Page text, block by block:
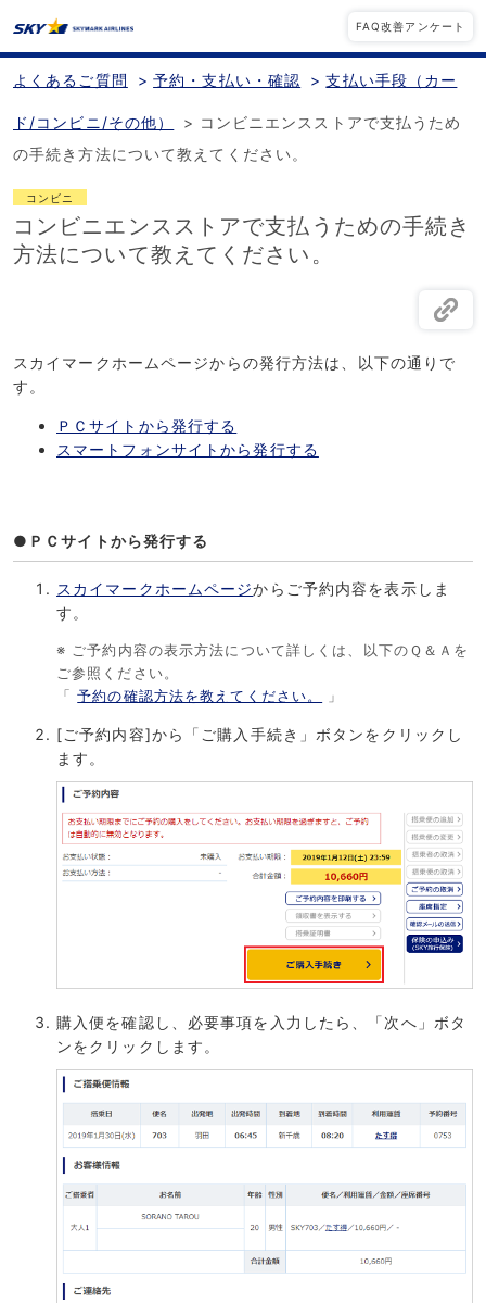
FAQ改善アンケート
よくあるご質問 > 予約・支払い・確認 > 支払い手段（カー
ド/コンビニ/その他） > コンビニエンスストアで支払うため
の手続き方法について教えてください。
コンビニ
コンビニエンスストアで支払うための手続き
方法について教えてください。
スカイマークホームページからの発行方法は、以下の通りで
す。
ＰＣサイトから発行する
スマートフォンサイトから発行する
●ＰＣサイトから発行する
スカイマークホームページからご予約内容を表示しま
す。
※ ご予約内容の表示方法について詳しくは、以下のＱ＆Ａを
ご参照ください。
「予約の確認方法を教えてください。 」
[ご予約内容]から「ご購入手続き」ボタンをクリックし
ます。
購入便を確認し、必要事項を入力したら、「次へ」ボタ
ンをクリックします。